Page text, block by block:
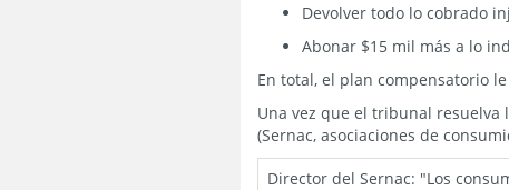
Devolver todo lo cobrado
Abonar $15 mil más a lo
En total, el plan compensatorio
Una vez que el tribunal
(Sernac, asociaciones de
Director del Sernac: "Los